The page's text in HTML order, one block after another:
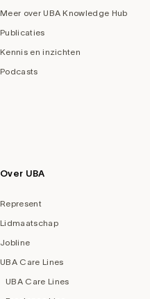
Meer over UBA Knowledge Hub
Publicaties
Kennis en inzichten
Podcasts
Over UBA
Represent
Lidmaatschap
Jobline
UBA Care Lines
UBA Care Lines